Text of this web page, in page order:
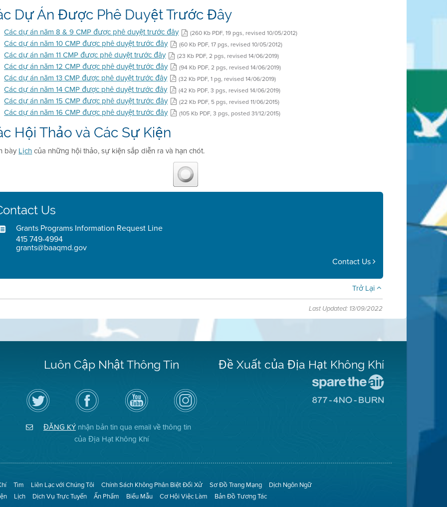
Dự Án Được Phê Duyệt Trước Đây
Các dự án năm 8 & 9 CMP được phê duyệt trước đây (260 Kb PDF, 19 pgs, revised 10/05/2012)
Các dự án năm 10 CMP được phê duyệt trước đây (60 Kb PDF, 17 pgs, revised 10/05/2012)
Các dự án năm 11 CMP được phê duyệt trước đây (23 Kb PDF, 2 pgs, revised 14/06/2019)
Các dự án năm 12 CMP được phê duyệt trước đây (94 Kb PDF, 2 pgs, revised 14/06/2019)
Các dự án năm 13 CMP được phê duyệt trước đây (32 Kb PDF, 1 pg, revised 14/06/2019)
Các dự án năm 14 CMP được phê duyệt trước đây (42 Kb PDF, 3 pgs, revised 14/06/2019)
Các dự án năm 15 CMP được phê duyệt trước đây (22 Kb PDF, 5 pgs, revised 11/06/2015)
Các dự án năm 16 CMP được phê duyệt trước đây (105 Kb PDF, 3 pgs, posted 31/12/2015)
Hội Thảo và Các Sự Kiện
bày Lịchcủa những hội thảo, sự kiện sắp diễn ra và hạn chót.
Us
Grants Programs Information Request Line
415 749-4994
grants@baaqmd.gov
Contact Us
Trở Lại
Last Updated: 13/09/2022
Luôn Cập Nhật Thông Tin
Hãy
theo
dõi
Địa
Không
Khí
Truy
cập
Trang
Facebook
Địa
Hạt
Kênh
YouTube
của
Địa
Không
Air
District
on
Instagram
ĐĂNG KÝnhận bản tin qua email về thông tin
của Địa Hạt Không Khí
Đề Xuất của Địa Hạt Không Khí
Trang
Không
(Không
Tìm Liên Lạc với Chúng Tôi Chính Sách Không Phân Biệt Đối Xử Sơ Đồ Trang Mạng
Dịch Ngôn Ngữ
Lịch Dịch Vụ Trực Tuyến Ấn Phẩm Biểu Mẫu Cơ Hội Việc Làm Bản Đồ Tương Tác